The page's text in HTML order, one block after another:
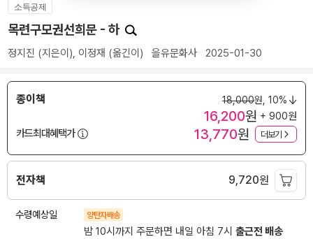
소득공제
목련구모권선희문 - 하
정지진 (지은이), 이정재 (옮긴이) 을유문화사 2025-01-30
종이책 18,000원, 10%
16,200원 + 900원
카드최대혜택가
13,770원 더보기
전자책 9,720원
수령예상일 양탄자배송
밤 10시까지 주문하면 내일 아침 7시 출근전 배송